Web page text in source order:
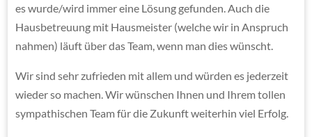
es wurde/wird immer eine Lösung gefunden. Auch die
Hausbetreuung mit Hausmeister (welche wir in Anspruch
nahmen) läuft über das Team, wenn man dies wünscht.
Wir sind sehr zufrieden mit allem und würden es jederzeit
wieder so machen. Wir wünschen Ihnen und Ihrem tollen
sympathischen Team für die Zukunft weiterhin viel Erfolg.